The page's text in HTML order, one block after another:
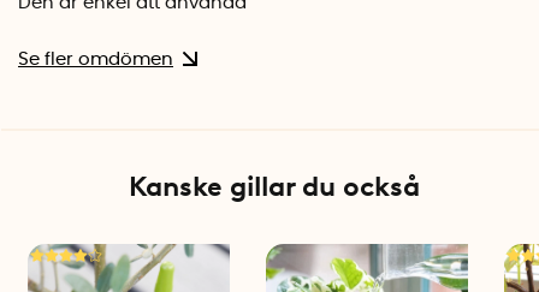
Se fler omdömen
Kanske gillar du också